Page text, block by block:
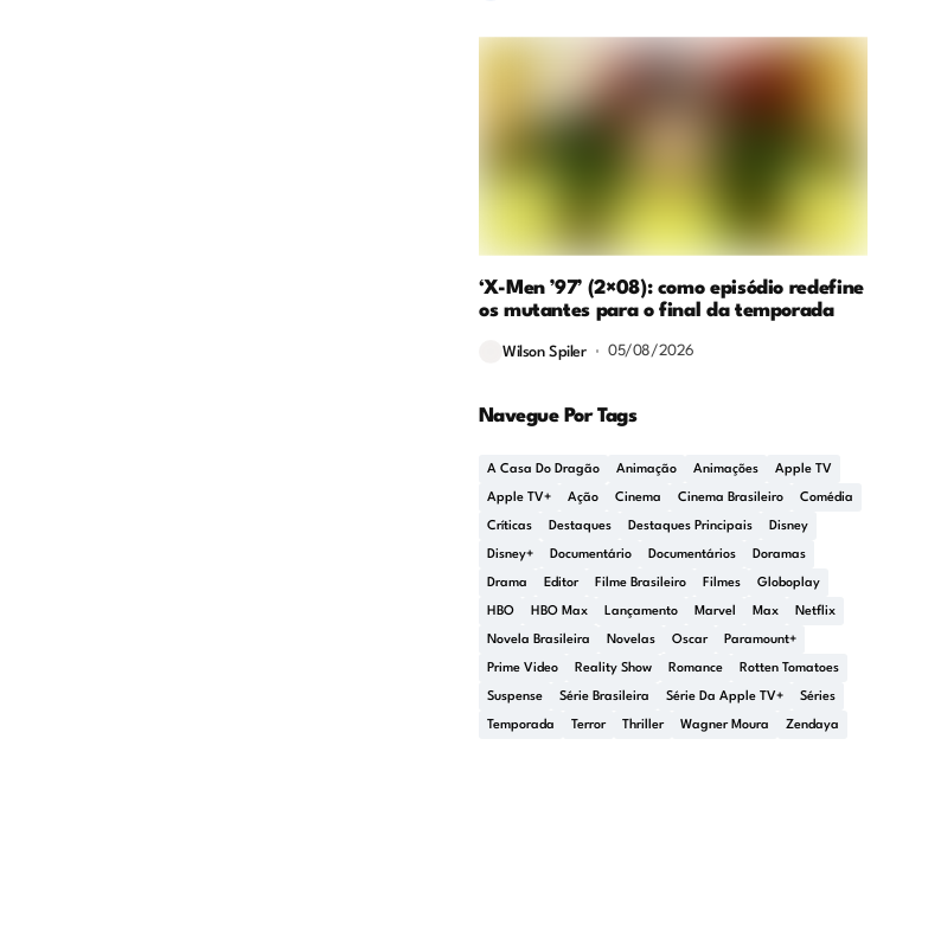
‘X-Men ’97’ (2×08): como episódio redefine
os mutantes para o final da temporada
Wilson Spiler 05/08/2026
Navegue Por Tags
A Casa Do Dragão Animação Animações Apple TV
Apple TV+ Ação Cinema Cinema Brasileiro Comédia
Críticas Destaques Destaques Principais Disney
Disney+ Documentário Documentários Doramas
Drama Editor Filme Brasileiro Filmes Globoplay
HBO HBO Max Lançamento Marvel Max Netflix
Novela Brasileira Novelas Oscar Paramount+
Prime Video Reality Show Romance Rotten Tomatoes
Suspense Série Brasileira Série Da Apple TV+ Séries
Temporada Terror Thriller Wagner Moura Zendaya